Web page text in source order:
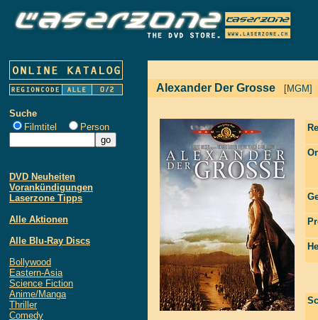
Suche
Filmtitel
Person
DVD Neuheiten
Vorankündigungen
Laserzone Tipps
Alle Aktionen
Alle Blu-Ray Discs
Bollywood
Eastern-Asia
Science Fiction
Anime/Manga
Thriller
Comedy
Alexander Der Grosse [MGM]